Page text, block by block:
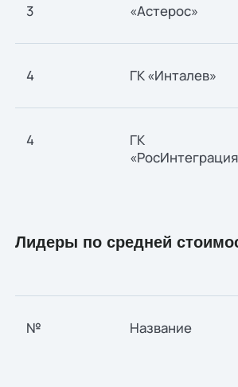
3 «Астерос»
4 ГК «Инталев»
4
ГК
Лидеры по средней
№ Название